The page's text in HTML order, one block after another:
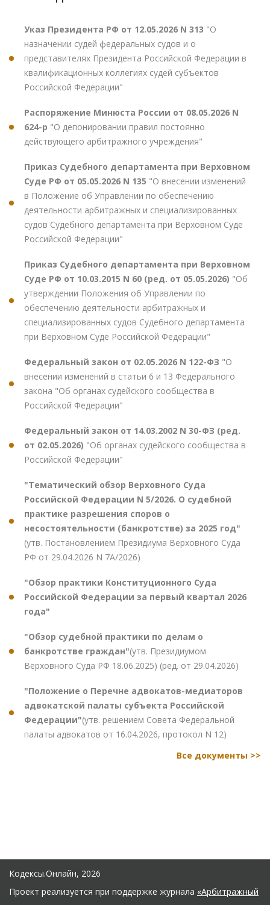
Указ Президента РФ от 12.05.2026 N 313 "О
назначении судей федеральных судов и о
представителях Президента Российской Федерации в
квалификационных коллегиях судей субъектов
Российской Федерации"
Распоряжение Минюста России от 08.05.2026 N
624-р "О депонировании правил постоянно
действующего арбитражного учреждения"
Приказ Судебного департамента при Верховном
Суде РФ от 05.05.2026 N 135 "О внесении изменений
в Положение об Управлении по обеспечению
деятельности арбитражных и специализированных
судов Судебного департамента при Верховном Суде
Российской Федерации"
Приказ Судебного департамента при Верховном
Суде РФ от 10.03.2015 N 60 (ред. от 05.05.2026) "Об
утверждении Положения об Управлении по
обеспечению деятельности арбитражных и
специализированных судов Судебного департамента
при Верховном Суде Российской Федерации"
Федеральный закон от 02.05.2026 N 122-ФЗ "О
внесении изменений в статьи 6 и 13 Федерального
закона "Об органах судейского сообщества в
Российской Федерации"
Федеральный закон от 14.03.2002 N 30-ФЗ (ред.
от 02.05.2026) "Об органах судейского сообщества в
Российской Федерации"
"Тематический обзор Верховного Суда
Российской Федерации N 5/2026. О судебной
практике разрешения споров о
несостоятельности (банкротстве) за 2025 год"
(утв. Постановлением Президиума Верховного Суда
РФ от 29.04.2026 N 7А/2026)
"Обзор практики Конституционного Суда
Российской Федерации за первый квартал 2026
года"
"Обзор судебной практики по делам о
банкротстве граждан"(утв. Президиумом
Верховного Суда РФ 18.06.2025) (ред. от 29.04.2026)
"Положение о Перечне адвокатов-медиаторов
адвокатской палаты субъекта Российской
Федерации"(утв. решением Совета Федеральной
палаты адвокатов от 16.04.2026, протокол N 12)
Все документы >>
Кодексы.Онлайн, 2026
Проект реализуется при поддержке журнала «Арбитражный